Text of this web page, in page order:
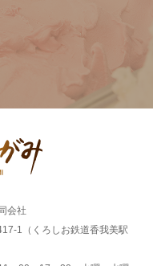
会社
1（くろしお鉄道香我美駅